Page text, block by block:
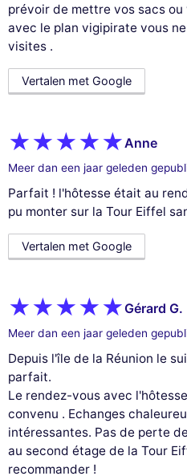
prévoir de mettre vos sacs
avec le plan vigipirate vous
visites .
Vertalen met Google
Anne
Meer dan een jaar geleden
Parfait ! l'hôtesse était au
pu monter sur la Tour Eiffel
Vertalen met Google
Gérard G.
Meer dan een jaar geleden
Depuis l'île de la Réunion le
parfait.
Le rendez-vous avec
convenu . Echanges
intéressantes. Pas de perte
au second étage de la Tour
recommander !